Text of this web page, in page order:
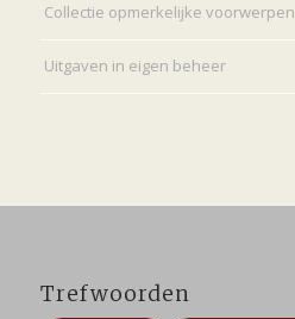
Collectie opmerkelijke voorwerpen
Uitgaven in eigen beheer
Trefwoorden